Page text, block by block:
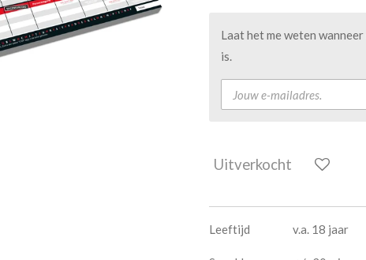
Laat het me weten
is.
Uitverkocht
Leeftijd v.a. 18 jaar